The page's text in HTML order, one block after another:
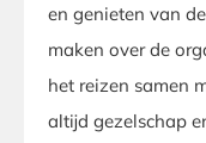
en genieten van
maken over de
het reizen samen
altijd gezelschap